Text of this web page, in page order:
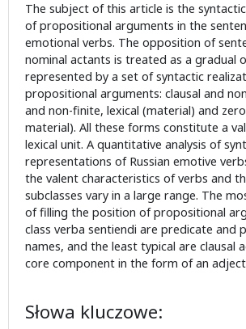
The subject of this article is the
of propositional arguments in the
emotional verbs. The opposition of
nominal actants is treated as a gradual
represented by a set of syntactic
propositional arguments: clausal and
and non-finite, lexical (material) and
material). All these forms constitute a
lexical unit. A quantitative analysis of
representations of Russian emotive
the valent characteristics of verbs and
subclasses vary in a large range. The
of filling the position of propositional
class verba sentiendi are predicate and
names, and the least typical are clausal
core component in the form of an
Słowa kluczowe: